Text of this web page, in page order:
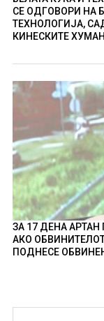
СЕ ОДГОВОРИ НА
ТЕХНОЛОГИЈА,
КИНЕСКИТЕ
ЗА 17 ДЕНА
АКО
ПОДНЕСЕ